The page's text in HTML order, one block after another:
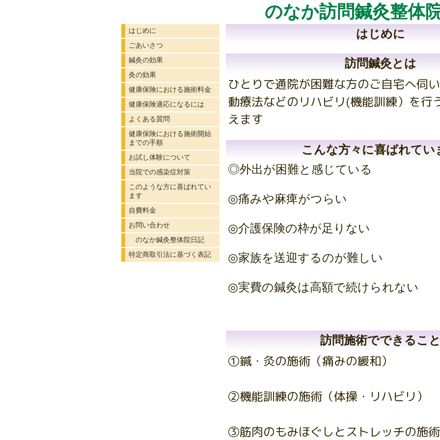
のなか訪問鍼灸整体
はじめに
訪問鍼灸とは
ひとりで通院が困難な方のご自宅へ伺
動療法などのリハビリ(機能訓練）を行
えます
こんな方々に喜ばれてい
◎外出が困難と感じている
◎痛みや麻痺がつらい
◎介護保険の枠が足りない
◎家族を送迎するのが難しい
◎実費の鍼灸は高額で続けられない
訪問施術でできるこ
①鍼・灸の施術（痛みの緩和）
②機能訓練の施術（体操・リハビリ）
③筋肉のもみほぐしとストレッチの施術
はじめに
ごあいさつ
鍼灸の効果
灸の効果
健康保険における施術料金
健康保険適応になるには
よくある質問
健康保険における施術開始
までの手順
お試し体験について
当院での感染症対策
このような方に喜ばれてい
ます
自費料金
お問い合わせ
のなか鍼灸整体院日記
特定商取引法に基づく表記